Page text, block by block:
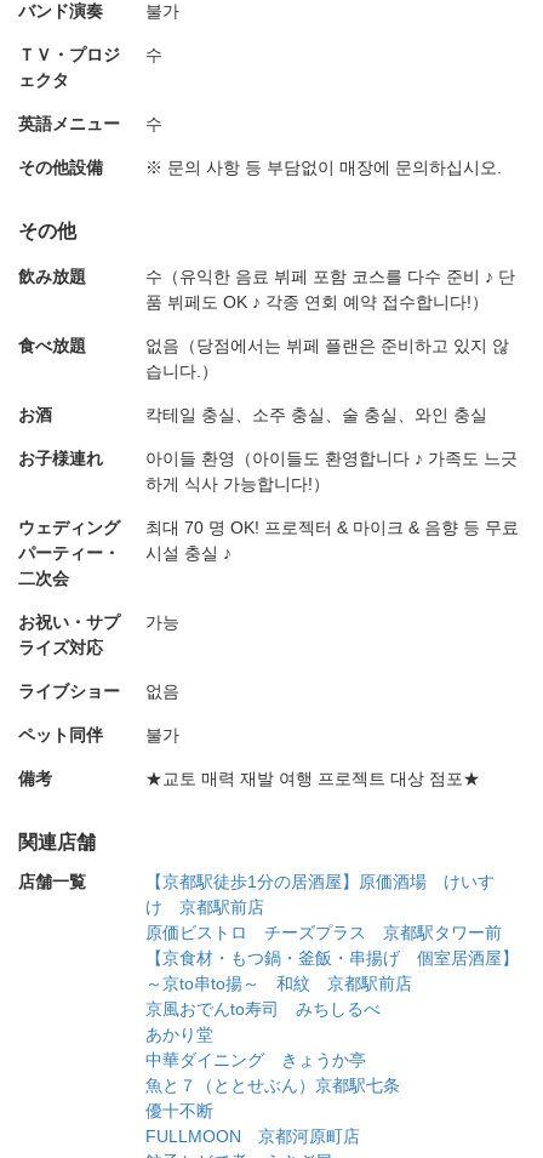
バンド演奏 불가
ＴＶ・プロジ
ェクタ
수
英語メニュー 수
その他設備 ※ 문의 사항 등 부담없이 매장에 문의하십시오.
その他
飲み放題
수（유익한 음료 뷔페 포함 코스를 다수 준비 ♪ 단
품 뷔페도 OK ♪ 각종 연회 예약 접수합니다!）
食べ放題
없음（당점에서는 뷔페 플랜은 준비하고 있지 않
습니다.）
お酒 칵테일 충실、소주 충실、술 충실、와인 충실
お子様連れ
아이들 환영（아이들도 환영합니다 ♪ 가족도 느긋
하게 식사 가능합니다!）
ウェディング
パーティー・
二次会
최대 70 명 OK! 프로젝터 & 마이크 & 음향 등 무료
시설 충실 ♪
お祝い・サプ
ライズ対応
가능
ライブショー 없음
ペット同伴 불가
備考 ★교토 매력 재발 여행 프로젝트 대상 점포★
関連店舗
店舗一覧
【京都駅徒歩1分の居酒屋】原価酒場 けいす
け 京都駅前店
原価ビストロ チーズプラス 京都駅タワー前
【京食材・もつ鍋・釜飯・串揚げ 個室居酒屋】
～京to串to揚～ 和紋 京都駅前店
京風おでんto寿司 みちしるべ
あかり堂
中華ダイニング きょうか亭
魚と７（ととせぶん）京都駅七条
優十不断
FULLMOON 京都河原町店